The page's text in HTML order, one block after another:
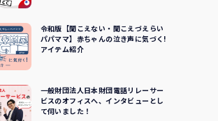
令和版【聞こえない・聞こえづえらい
パパママ】赤ちゃんの泣き声に気づく!
アイテム紹介
一般財団法人日本財団電話リレーサー
ビスのオフィスへ、インタビューとし
て伺いました！